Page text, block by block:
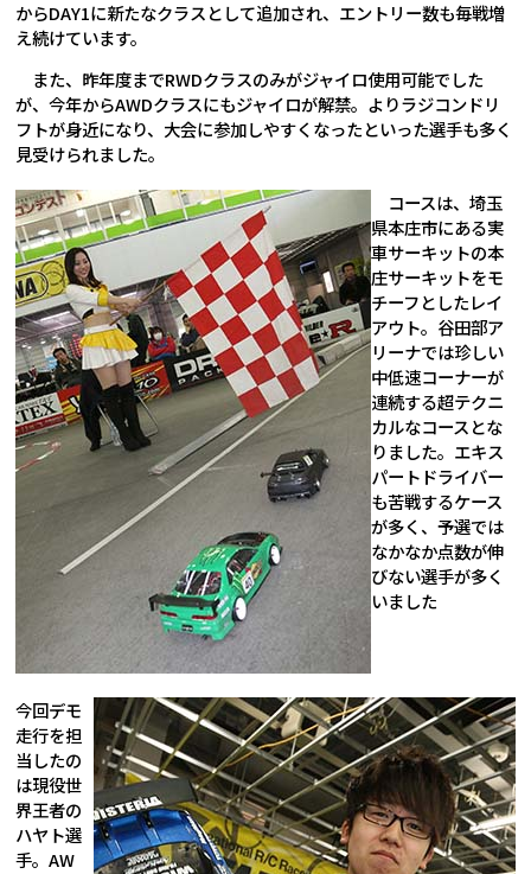
からDAY1に新たなクラスとして追加され、エントリー数も毎戦増
え続けています。
また、昨年度までRWDクラスのみがジャイロ使用可能でした
が、今年からAWDクラスにもジャイロが解禁。よりラジコンドリ
フトが身近になり、大会に参加しやすくなったといった選手も多く
見受けられました。
コースは、埼玉
県本庄市にある実
車サーキットの本
庄サーキットをモ
チーフとしたレイ
アウト。谷田部ア
リーナでは珍しい
中低速コーナーが
連続する超テクニ
カルなコースとな
りました。エキス
パートドライバー
も苦戦するケース
が多く、予選では
なかなか点数が伸
びない選手が多く
いました
今回デモ
走行を担
当したの
は現役世
界王者の
ハヤト選
手。AW